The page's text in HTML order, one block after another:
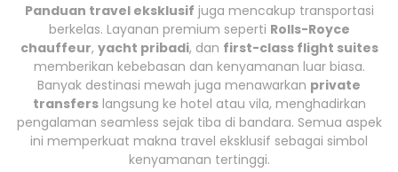
Panduan travel eksklusif juga mencakup transportasi
berkelas. Layanan premium seperti Rolls-Royce
chauffeur, yacht pribadi, dan first-class flight suites
memberikan kebebasan dan kenyamanan luar biasa.
Banyak destinasi mewah juga menawarkan private
transferslangsung ke hotel atau vila, menghadirkan
pengalaman seamless sejak tiba di bandara. Semua aspek
ini memperkuat makna travel eksklusif sebagai simbol
kenyamanan tertinggi.